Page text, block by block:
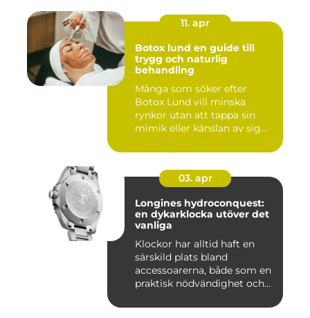
11. apr
Botox lund en guide till
trygg och naturlig
behandling
Många som söker efter
Botox Lund vill minska
rynkor utan att tappa sin
mimik eller känslan av sig
03. apr
Longines hydroconquest:
en dykarklocka utöver det
vanliga
Klockor har alltid haft en
särskild plats bland
accessoarerna, både som en
praktisk nödvändighet och...